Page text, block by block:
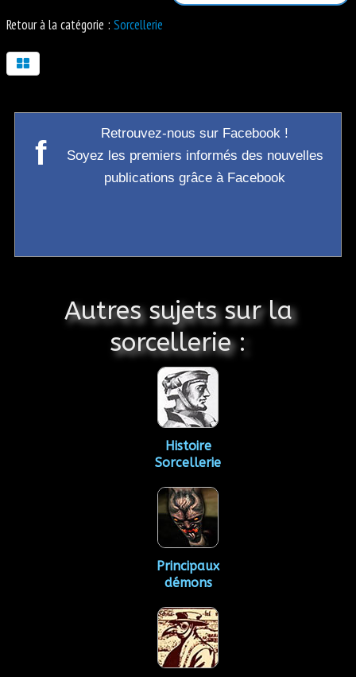
Retour à la catégorie : Sorcellerie
f
Retrouvez-nous sur Facebook !
Soyez les premiers informés des nouvelles
publications grâce à Facebook
Autres sujets sur la
sorcellerie :
Histoire
Sorcellerie
Principaux
démons